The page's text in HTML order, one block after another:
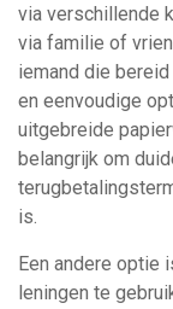
via verschillende
via familie of
iemand die
en eenvoudige
uitgebreide
belangrijk om
is.
Een andere optie
leningen te